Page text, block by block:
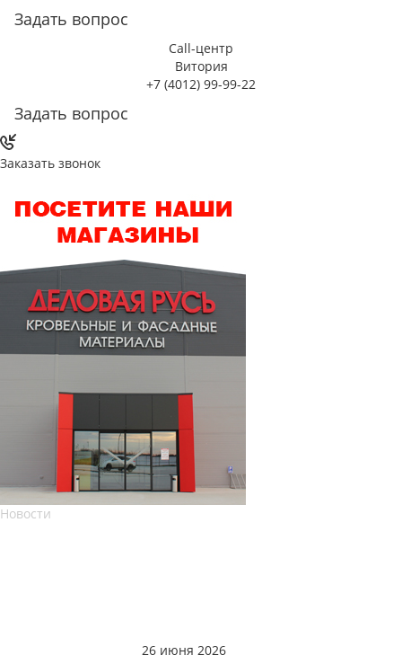
Задать вопрос
Call-центр
Витория
+7 (4012) 99-99-22
Задать вопрос
Заказать звонок
Новости
26 июня 2026